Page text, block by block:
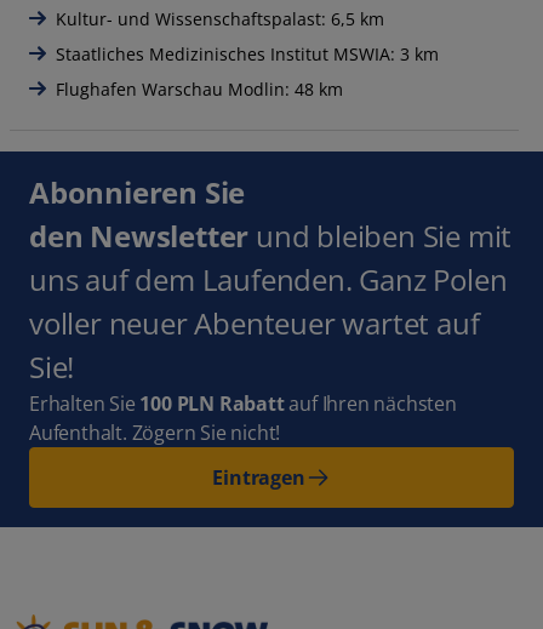
Kultur- und Wissenschaftspalast: 6,5 km
Staatliches Medizinisches Institut MSWIA: 3 km
Flughafen Warschau Modlin: 48 km
Abonnieren Sie
den Newsletter und bleiben Sie mit
uns auf dem Laufenden. Ganz Polen
voller neuer Abenteuer wartet auf
Sie!
Erhalten Sie 100 PLN Rabattauf Ihren nächsten
Aufenthalt. Zögern Sie nicht!
Eintragen